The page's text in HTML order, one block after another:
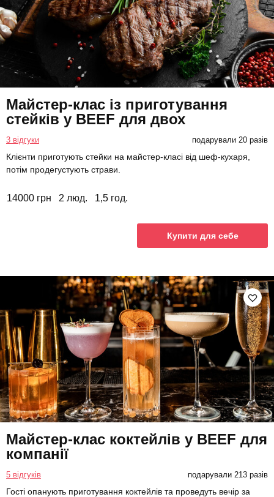
Майстер-клас із приготування
стейків у BEEF для двох
3 відгуки подарували 20 разів
Клієнти приготують стейки на майстер-класі від шеф-кухаря,
потім продегустують страви.
14000 грн 2 люд. 1,5 год.
Купити для себе
Майстер-клас коктейлів у BEEF для
компанії
5 відгуків подарували 213 разів
Гості опанують приготування коктейлів та проведуть вечір за